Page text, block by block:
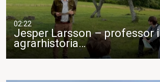
02:22
Jesper Larsson – professor i
agrarhistoria…